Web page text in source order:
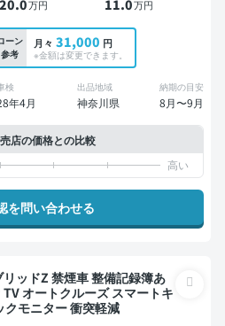
.0万円 11.0万円
ーン
参考
月々 31,000 円
※金額は変更できます。
検
年4月
出品地域
神奈川県
納期の目安
8月〜9月
店の価格との比較
を問い合わせる
備記録簿あ
オートクルーズ スマートキ
クモニター 衝突軽減